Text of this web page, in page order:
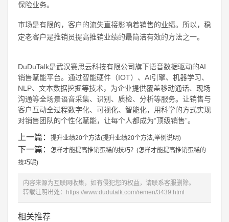
保险业务。
市场是有限的，客户的流失直接影响着销售的业绩。所以，稳
定老客户是推销员提高推销业绩的最简洁有效的方法之一。
DuDuTalk是武汉赛思云科技有限公司旗下语音数据驱动的AI
销售赋能平台。通过智能硬件（IOT）、AI引擎、机器学习、
NLP、文本数据挖掘等技术，为企业提供覆盖移动通话、现场
沟通等全场景语音采集、识别、质检、分析等服务。让销售与
客户互动全过程数字化、可视化、智能化，用科学的方式实现
对销售团队的个性化赋能，让每个人都成为“顶级销售”。
上一篇： 提升业绩20个方法(提升业绩20个方法,举例说明)
下一篇：
怎样才能提高推销蛋糕的技巧？(怎样才能提高推销蛋糕的
技巧呢)
内容来源为互联网收集，如有侵犯您的权益，请联系客服删除。
转载注明出处：
https://www.dudutalk.com/remen/3439.html
相关推荐